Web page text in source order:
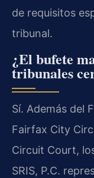
de requisitos
tribunal.
¿El bufete
tribunales
Sí. Además del
Fairfax City
Circuit Court,
SRIS, P.C.